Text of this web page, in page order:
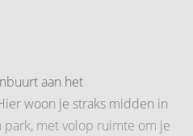
aan het
woon je straks midden in
met volop ruimte om je